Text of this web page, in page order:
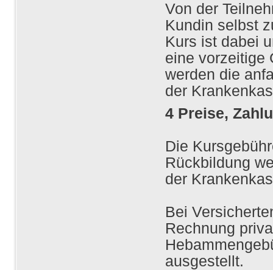
Von der
Kundin selbst
Kurs ist dabei
eine vorzeitige
werden die
der
4 Preise,
Die
Rückbildung
der
Bei
Rechnung
ausgestellt.